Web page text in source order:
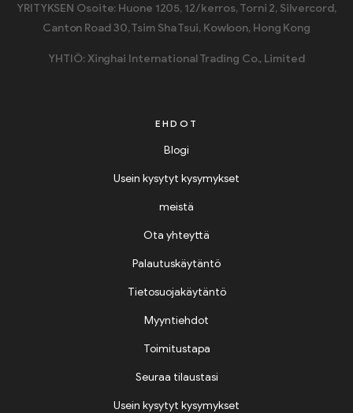
YRITYKSEN Osoite: Huone 1205, 12/kerros, Torni 2, Silvercord,
Canton Road 30, Tsim Sha Tsui, Kowloon, Hong Kong
YHTIÖ: Xinghai International Trading Co., Limited
EHDOT
Blogi
Usein kysytyt kysymykset
meistä
Ota yhteyttä
Palautuskäytäntö
Tietosuojakäytäntö
Myyntiehdot
Toimitustapa
Seuraa tilaustasi
Usein kysytyt kysymykset